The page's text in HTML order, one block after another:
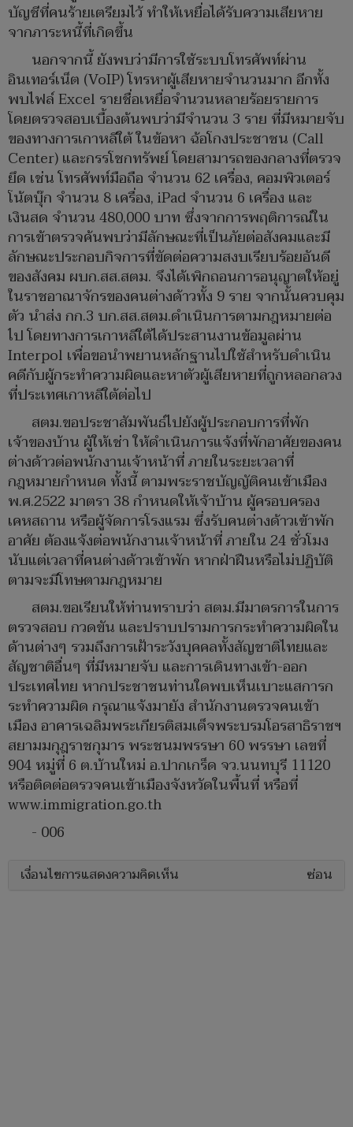
บัญชีที่คนร้ายเตรียมไว้ ทำให้เหยื่อได้รับความเสียหาย
จากภาระหนี้ที่เกิดขึ้น
นอกจากนี้ ยังพบว่ามีการใช้ระบบโทรศัพท์ผ่าน
อินเทอร์เน็ต (VoIP) โทรหาผู้เสียหายจำนวนมาก อีกทั้ง
พบไฟล์ Excel รายชื่อเหยื่อจำนวนหลายร้อยรายการ
โดยตรวจสอบเบื้องต้นพบว่ามีจำนวน 3 ราย ที่มีหมายจับ
ของทางการเกาหลีใต้ ในข้อหา ฉ้อโกงประชาชน (Call
Center) และกรรโชกทรัพย์ โดยสามารถของกลางที่ตรวจ
ยึด เช่น โทรศัพท์มือถือ จำนวน 62 เครื่อง, คอมพิวเตอร์
โน้ตบุ๊ก จำนวน 8 เครื่อง, iPad จำนวน 6 เครื่อง และ
เงินสด จำนวน 480,000 บาท ซึ่งจากการพฤติการณ์ใน
การเข้าตรวจค้นพบว่ามีลักษณะที่เป็นภัยต่อสังคมและมี
ลักษณะประกอบกิจการที่ขัดต่อความสงบเรียบร้อยอันดี
ของสังคม ผบก.สส.สตม. จึงได้เพิกถอนการอนุญาตให้อยู่
ในราชอาณาจักรของคนต่างด้าวทั้ง 9 ราย จากนั้นควบคุม
ตัว นำส่ง กก.3 บก.สส.สตม.ดำเนินการตามกฎหมายต่อ
ไป โดยทางการเกาหลีใต้ได้ประสานงานข้อมูลผ่าน
Interpol เพื่อขอนำพยานหลักฐานไปใช้สำหรับดำเนิน
คดีกับผู้กระทำความผิดและหาตัวผู้เสียหายที่ถูกหลอกลวง
ที่ประเทศเกาหลีใต้ต่อไป
สตม.ขอประชาสัมพันธ์ไปยังผู้ประกอบการที่พัก
เจ้าของบ้าน ผู้ให้เช่า ให้ดำเนินการแจ้งที่พักอาศัยของคน
ต่างด้าวต่อพนักงานเจ้าหน้าที่ ภายในระยะเวลาที่
กฎหมายกำหนด ทั้งนี้ ตามพระราชบัญญัติคนเข้าเมือง
พ.ศ.2522 มาตรา 38 กำหนดให้เจ้าบ้าน ผู้ครอบครอง
เคหสถาน หรือผู้จัดการโรงแรม ซึ่งรับคนต่างด้าวเข้าพัก
อาศัย ต้องแจ้งต่อพนักงานเจ้าหน้าที่ ภายใน 24 ชั่วโมง
นับแต่เวลาที่คนต่างด้าวเข้าพัก หากฝ่าฝืนหรือไม่ปฏิบัติ
ตามจะมีโทษตามกฎหมาย
สตม.ขอเรียนให้ท่านทราบว่า สตม.มีมาตรการในการ
ตรวจสอบ กวดขัน และปราบปรามการกระทำความผิดใน
ด้านต่างๆ รวมถึงการเฝ้าระวังบุคคลทั้งสัญชาติไทยและ
สัญชาติอื่นๆ ที่มีหมายจับ และการเดินทางเข้า-ออก
ประเทศไทย หากประชาชนท่านใดพบเห็นเบาะแสการก
ระทำความผิด กรุณาแจ้งมายัง สำนักงานตรวจคนเข้า
เมือง อาคารเฉลิมพระเกียรติสมเด็จพระบรมโอรสาธิราชฯ
สยามมกุฎราชกุมาร พระชนมพรรษา 60 พรรษา เลขที่
904 หมู่ที่ 6 ต.บ้านใหม่ อ.ปากเกร็ด จว.นนทบุรี 11120
หรือติดต่อตรวจคนเข้าเมืองจังหวัดในพื้นที่ หรือที่
www.immigration.go.th
- 006
เงื่อนไขการแสดงความคิดเห็น ซ่อน